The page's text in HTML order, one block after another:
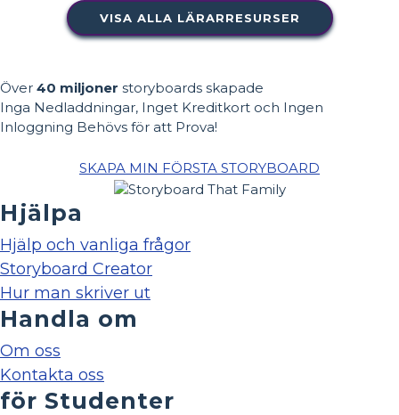
VISA ALLA LÄRARRESURSER
Över 40 miljoner storyboards skapade
Inga Nedladdningar, Inget Kreditkort och Ingen
Inloggning Behövs för att Prova!
SKAPA MIN FÖRSTA STORYBOARD
Hjälpa
Hjälp och vanliga frågor
Storyboard Creator
Hur man skriver ut
Handla om
Om oss
Kontakta oss
för Studenter